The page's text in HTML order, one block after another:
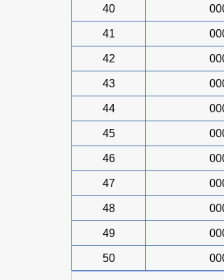
40
41
42
43
44
45
46
47
48
49
50